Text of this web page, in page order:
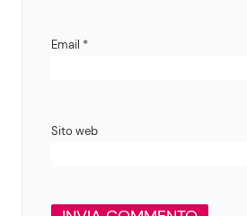
Email *
Sito web